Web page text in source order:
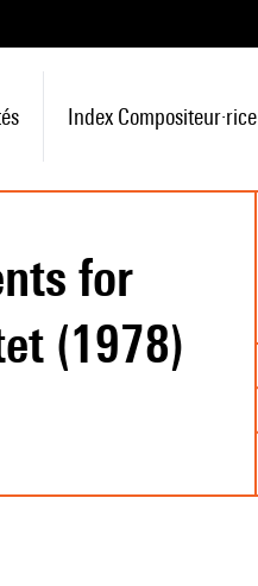
Index Compositeur·rice
for
(1978)